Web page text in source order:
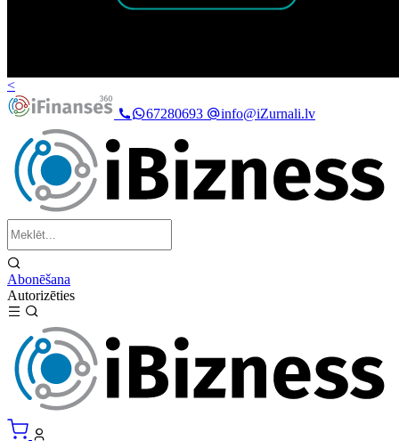
<
67280693
info@iZurnali.lv
Abonēšana
Autorizēties